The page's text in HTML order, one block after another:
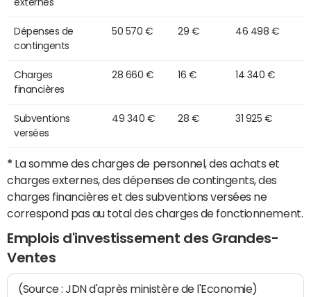
externes
Dépenses de
contingents
50 570 € 29 € 46 498 €
Charges
financières
28 660 € 16 € 14 340 €
Subventions
versées
49 340 € 28 € 31 925 €
* La somme des charges de personnel, des achats et
charges externes, des dépenses de contingents, des
charges financières et des subventions versées ne
correspond pas au total des charges de fonctionnement.
Emplois d'investissement des Grandes-
Ventes
(Source : JDN d'après ministère de l'Economie)